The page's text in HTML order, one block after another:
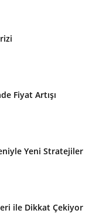
Fiyat Artışı
Yeni Stratejiler
ile Dikkat Çekiyor